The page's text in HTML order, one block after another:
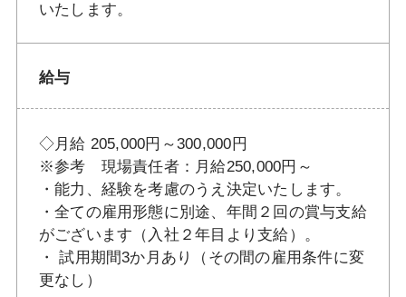
いたします。
給与
◇月給 205,000円～300,000円
※参考 現場責任者：月給250,000円～
・能力、経験を考慮のうえ決定いたします。
・全ての雇用形態に別途、年間２回の賞与支給
がございます（入社２年目より支給）。
・ 試用期間3か月あり（その間の雇用条件に変
更なし）